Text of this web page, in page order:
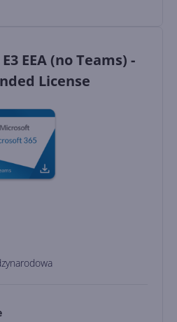
EEA (no Teams) -
License